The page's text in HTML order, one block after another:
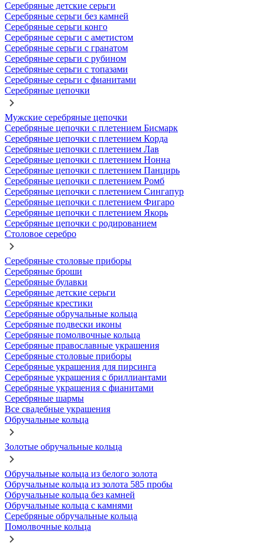
Серебряные детские серьги
Серебряные серьги без камней
Серебряные серьги конго
Серебряные серьги с аметистом
Серебряные серьги с гранатом
Серебряные серьги с рубином
Серебряные серьги с топазами
Серебряные серьги с фианитами
Серебряные цепочки
Мужские серебряные цепочки
Серебряные цепочки с плетением Бисмарк
Серебряные цепочки с плетением Корда
Серебряные цепочки с плетением Лав
Серебряные цепочки с плетением Нонна
Серебряные цепочки с плетением Панцирь
Серебряные цепочки с плетением Ромб
Серебряные цепочки с плетением Сингапур
Серебряные цепочки с плетением Фигаро
Серебряные цепочки с плетением Якорь
Серебряные цепочки с родированием
Столовое серебро
Серебряные столовые приборы
Серебряные броши
Серебряные булавки
Серебряные детские серьги
Серебряные крестики
Серебряные обручальные кольца
Серебряные подвески иконы
Серебряные помолвочные кольца
Серебряные православные украшения
Серебряные столовые приборы
Серебряные украшения для пирсинга
Серебряные украшения с бриллиантами
Серебряные украшения с фианитами
Серебряные шармы
Все свадебные украшения
Обручальные кольца
Золотые обручальные кольца
Обручальные кольца из белого золота
Обручальные кольца из золота 585 пробы
Обручальные кольца без камней
Обручальные кольца с камнями
Серебряные обручальные кольца
Помолвочные кольца